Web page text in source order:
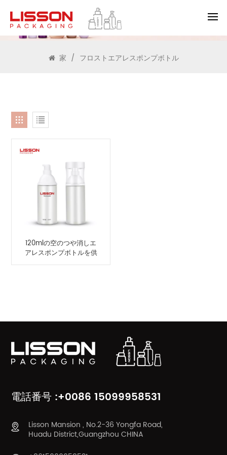
検索
家 / フロストエアレスポンプボトル
120mlの空のつや消しエ
アレスポンプボトルを供
給します
電話番号 :+0086 15099958531
Lisson Mansion , No.2-36 Yongfa Road,
Huadu District,Guangzhou CHINA